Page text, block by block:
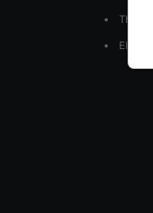
The
El